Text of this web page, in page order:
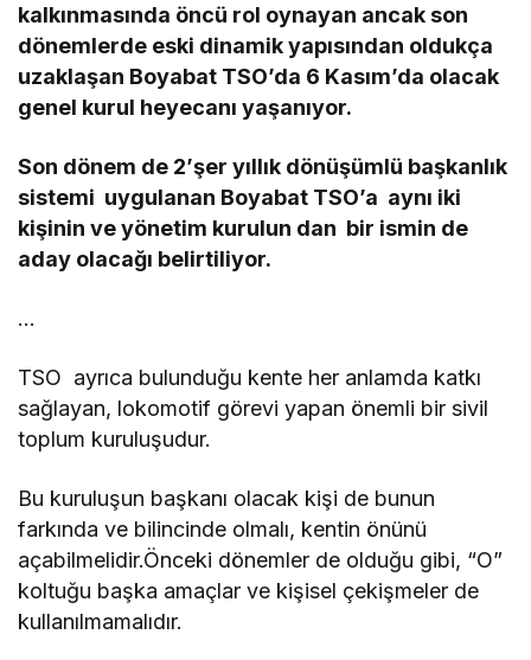
kalkınmasında öncü rol oynayan ancak son
dönemlerde eski dinamik yapısından oldukça
uzaklaşan Boyabat TSO’da 6 Kasım’da olacak
genel kurul heyecanı yaşanıyor.
Son dönem de 2’şer yıllık dönüşümlü başkanlık
sistemi uygulanan Boyabat TSO’a aynı iki
kişinin ve yönetim kurulun dan bir ismin de
aday olacağı belirtiliyor.
…
TSO ayrıca bulunduğu kente her anlamda katkı
sağlayan, lokomotif görevi yapan önemli bir sivil
toplum kuruluşudur.
Bu kuruluşun başkanı olacak kişi de bunun
farkında ve bilincinde olmalı, kentin önünü
açabilmelidir.Önceki dönemler de olduğu gibi, “O”
koltuğu başka amaçlar ve kişisel çekişmeler de
kullanılmamalıdır.